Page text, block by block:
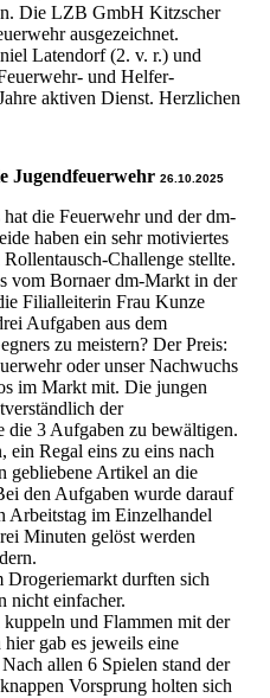
Die LZB GmbH Kitzscher
ausgezeichnet.
Latendorf (2. v. r.) und
und Helfer-
aktiven Dienst. Herzlichen
Jugendfeuerwehr 26.10.2025
hat die Feuerwehr und der dm-
haben ein sehr motiviertes
Challenge stellte.
vom Bornaer dm-Markt in der
Filialleiterin Frau Kunze
Aufgaben aus dem
zu meistern? Der Preis:
oder unser Nachwuchs
im Markt mit. Die jungen
der
die 3 Aufgaben zu bewältigen.
ein Regal eins zu eins nach
gebliebene Artikel an die
den Aufgaben wurde darauf
Arbeitstag im Einzelhandel
Minuten gelöst werden
durften sich
nicht einfacher.
und Flammen mit der
gab es jeweils eine
allen 6 Spielen stand der
Vorsprung holten sich